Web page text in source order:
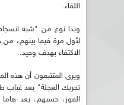
اللقاء.
وبدا نوع من "شبه
لأول مرة فيما بينهم،
الاكتفاء بهدف وحيد.
ويرى المتتبعون أن هذه
تحريك العجلة" بعد غياب
الفوز، حسبهم، يعد